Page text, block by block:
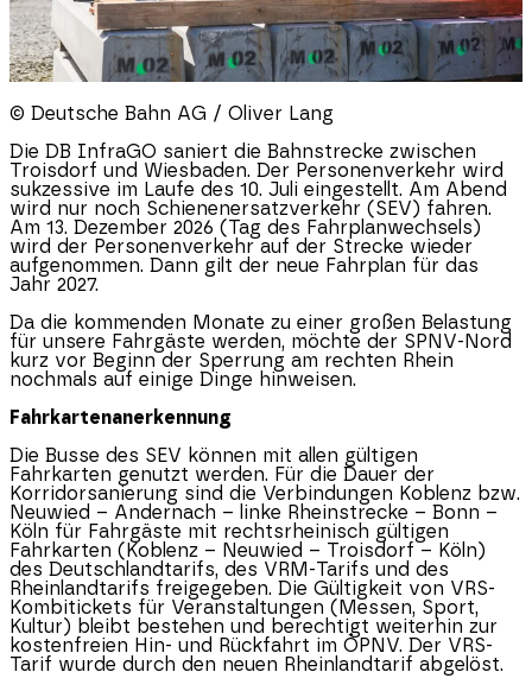
© Deutsche Bahn AG / Oliver Lang
Die DB InfraGO saniert die Bahnstrecke zwischen
Troisdorf und Wiesbaden. Der Personenverkehr wird
sukzessive im Laufe des 10. Juli eingestellt. Am Abend
wird nur noch Schienenersatzverkehr (SEV) fahren.
Am 13. Dezember 2026 (Tag des Fahrplanwechsels)
wird der Personenverkehr auf der Strecke wieder
aufgenommen. Dann gilt der neue Fahrplan für das
Jahr 2027.
Da die kommenden Monate zu einer großen Belastung
für unsere Fahrgäste werden, möchte der SPNV-Nord
kurz vor Beginn der Sperrung am rechten Rhein
nochmals auf einige Dinge hinweisen.
Fahrkartenanerkennung
Die Busse des SEV können mit allen gültigen
Fahrkarten genutzt werden. Für die Dauer der
Korridorsanierung sind die Verbindungen Koblenz bzw.
Neuwied – Andernach – linke Rheinstrecke – Bonn –
Köln für Fahrgäste mit rechtsrheinisch gültigen
Fahrkarten (Koblenz – Neuwied – Troisdorf – Köln)
des Deutschlandtarifs, des VRM-Tarifs und des
Rheinlandtarifs freigegeben. Die Gültigkeit von VRS-
Kombitickets für Veranstaltungen (Messen, Sport,
Kultur) bleibt bestehen und berechtigt weiterhin zur
kostenfreien Hin- und Rückfahrt im ÖPNV. Der VRS-
Tarif wurde durch den neuen Rheinlandtarif abgelöst.